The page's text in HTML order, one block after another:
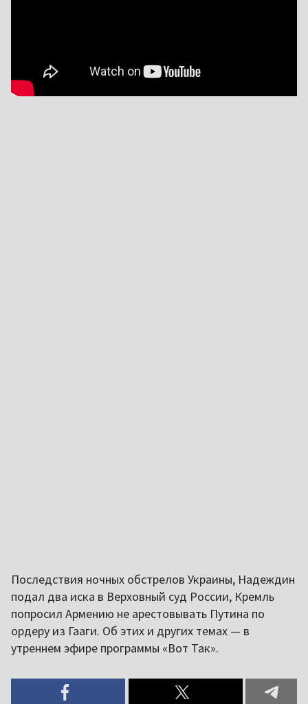
Последствия ночных обстрелов Украины, Надеждин
подал два иска в Верховный суд России, Кремль
попросил Армению не арестовывать Путина по
ордеру из Гааги. Об этих и других темах — в
утреннем эфире программы «Вот Так».